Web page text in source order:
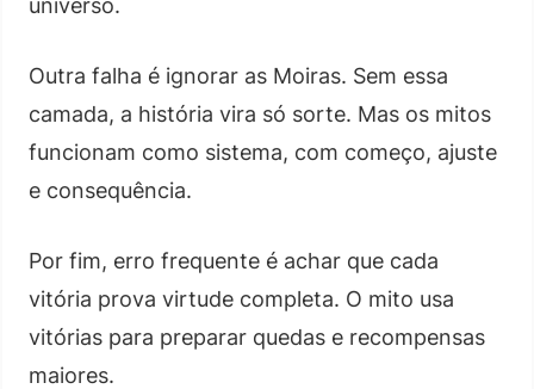
universo.
Outra falha é ignorar as Moiras. Sem essa
camada, a história vira só sorte. Mas os mitos
funcionam como sistema, com começo, ajuste
e consequência.
Por fim, erro frequente é achar que cada
vitória prova virtude completa. O mito usa
vitórias para preparar quedas e recompensas
maiores.